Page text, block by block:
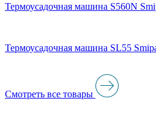
Термоусадочная машина S560N
Термоусадочная машина SL55
Смотреть все товары